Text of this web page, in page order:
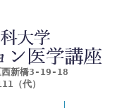
新橋3-19-18
（代）